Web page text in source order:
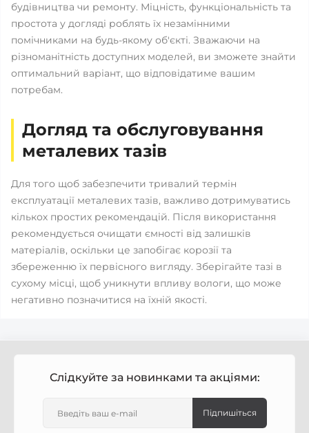
будівництва чи ремонту. Міцність, функціональність та
простота у догляді роблять їх незамінними
помічниками на будь-якому об'єкті. Зважаючи на
різноманітність доступних моделей, ви зможете знайти
оптимальний варіант, що відповідатиме вашим
потребам.
Догляд та обслуговування
металевих тазів
Для того щоб забезпечити тривалий термін
експлуатації металевих тазів, важливо дотримуватись
кількох простих рекомендацій. Після використання
рекомендується очищати ємності від залишків
матеріалів, оскільки це запобігає корозії та
збереженню їх первісного вигляду. Зберігайте тазі в
сухому місці, щоб уникнути впливу вологи, що може
негативно позначитися на їхній якості.
Слідкуйте за новинками та акціями:
Підпишіться